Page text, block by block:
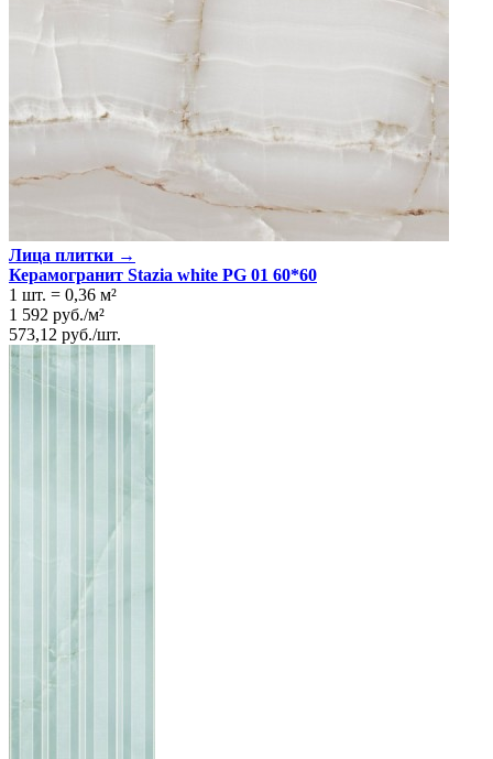
Лица плитки →
Керамогранит Stazia white PG 01 60*60
1 шт. = 0,36 м²
1 592 руб./м²
573,12 руб./шт.